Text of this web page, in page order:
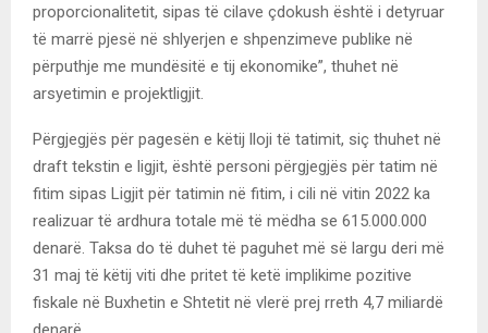
proporcionalitetit, sipas të cilave çdokush është i detyruar
të marrë pjesë në shlyerjen e shpenzimeve publike në
përputhje me mundësitë e tij ekonomike”, thuhet në
arsyetimin e projektligjit.
Përgjegjës për pagesën e këtij lloji të tatimit, siç thuhet në
draft tekstin e ligjit, është personi përgjegjës për tatim në
fitim sipas Ligjit për tatimin në fitim, i cili në vitin 2022 ka
realizuar të ardhura totale më të mëdha se 615.000.000
denarë. Taksa do të duhet të paguhet më së largu deri më
31 maj të këtij viti dhe pritet të ketë implikime pozitive
fiskale në Buxhetin e Shtetit në vlerë prej rreth 4,7 miliardë